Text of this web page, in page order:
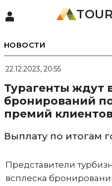
НОВОСТИ
22.12.2023, 20:55
Турагенты ждут
бронирований
премий
Выплату по итогам
Представители
всплеска